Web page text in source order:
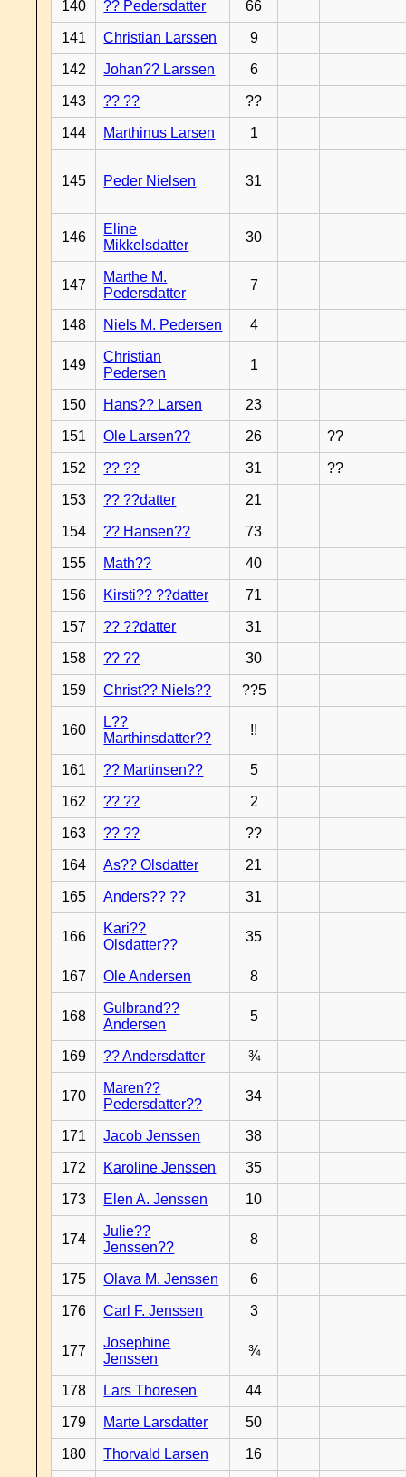
140 ?? Pedersdatter 66
141 Christian Larssen 9
142 Johan?? Larssen 6
143 ?? ?? ??
144 Marthinus Larsen 1
145 Peder Nielsen 31
146
Eline
Mikkelsdatter
30
147
Marthe M.
Pedersdatter
7
148 Niels M. Pedersen 4
149
Christian
Pedersen
1
150 Hans?? Larsen 23
151 Ole Larsen?? 26 ??
152 ?? ?? 31 ??
153 ?? ??datter 21
154 ?? Hansen?? 73
155 Math?? 40
156 Kirsti?? ??datter 71
157 ?? ??datter 31
158 ?? ?? 30
159 Christ?? Niels?? ??5
160
L??
Marthinsdatter??
!!
161 ?? Martinsen?? 5
162 ?? ?? 2
163 ?? ?? ??
164 As?? Olsdatter 21
165 Anders?? ?? 31
166
Kari??
Olsdatter??
35
167 Ole Andersen 8
168
Gulbrand??
Andersen
5
169 ?? Andersdatter ¾
170
Maren??
Pedersdatter??
34
171 Jacob Jenssen 38
172 Karoline Jenssen 35
173 Elen A. Jenssen 10
174
Julie??
Jenssen??
8
175 Olava M. Jenssen 6
176 Carl F. Jenssen 3
177
Josephine
Jenssen
¾
178 Lars Thoresen 44
179 Marte Larsdatter 50
180 Thorvald Larsen 16